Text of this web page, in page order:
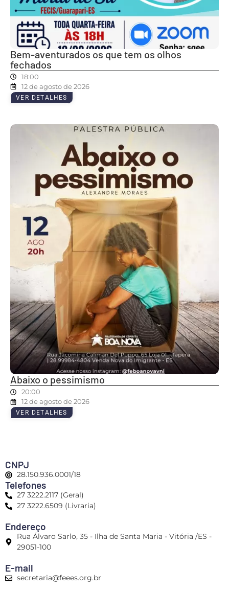
Bem-aventurados os que tem os olhos
fechados
18:00
12 de agosto de 2026
VER DETALHES
Abaixo o pessimismo
20:00
12 de agosto de 2026
VER DETALHES
CNPJ
28.150.936.0001/18
Telefones
27 3222.2117 (Geral)
27 3222.6509 (Livraria)
Endereço
Rua Álvaro Sarlo, 35 - Ilha de Santa Maria - Vitória /ES -
29051-100
E-mail
secretaria@feees.org.br